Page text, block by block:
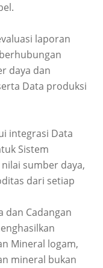
laporan
daya dan
Data produksi
integrasi Data
Sistem
sumber daya,
dari setiap
dan Cadangan
Mineral logam,
mineral bukan